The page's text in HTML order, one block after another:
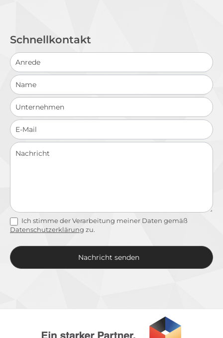
Schnellkontakt
Schnellkontakt
Ich stimme der Verarbeitung meiner Daten gemäß
Datenschutzerklärung zu.
Nachricht senden